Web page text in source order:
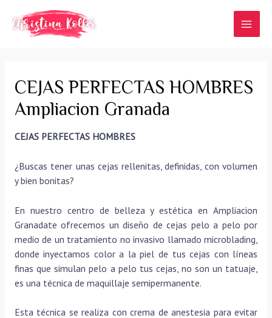
contenido
CEJAS PERFECTAS HOMBRES
Ampliacion Granada
CEJAS PERFECTAS HOMBRES
¿Buscas tener unas cejas rellenitas, definidas, con volumen
y bien bonitas?
En nuestro centro de belleza y estética en Ampliacion
Granadate ofrecemos un diseño de cejas pelo a pelo por
medio de un tratamiento no invasivo llamado microblading,
donde inyectamos color a la piel de tus cejas con líneas
finas que simulan pelo a pelo tus cejas, no son un tatuaje,
es una técnica de maquillaje semipermanente.
Esta técnica se realiza con crema de anestesia para evitar